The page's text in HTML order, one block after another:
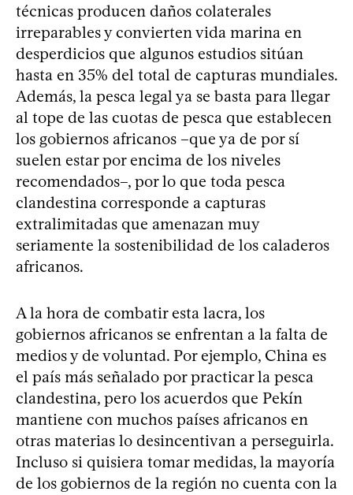
técnicas producen daños colaterales
irreparables y convierten vida marina en
desperdicios que algunos estudios sitúan
hasta en 35% del total de capturas mundiales.
Además, la pesca legal ya se basta para llegar
al tope de las cuotas de pesca que establecen
los gobiernos africanos –que ya de por sí
suelen estar por encima de los niveles
recomendados–, por lo que toda pesca
clandestina corresponde a capturas
extralimitadas que amenazan muy
seriamente la sostenibilidad de los caladeros
africanos.
A la hora de combatir esta lacra, los
gobiernos africanos se enfrentan a la falta de
medios y de voluntad. Por ejemplo, China es
el país más señalado por practicar la pesca
clandestina, pero los acuerdos que Pekín
mantiene con muchos países africanos en
otras materias lo desincentivan a perseguirla.
Incluso si quisiera tomar medidas, la mayoría
de los gobiernos de la región no cuenta con la